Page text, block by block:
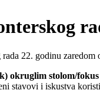
22. godinu zaredom
okruglim stolom/
stavovi i iskustva